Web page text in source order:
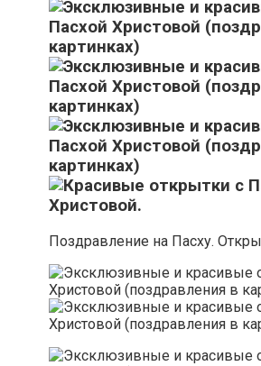
Поздравление на Пасху.